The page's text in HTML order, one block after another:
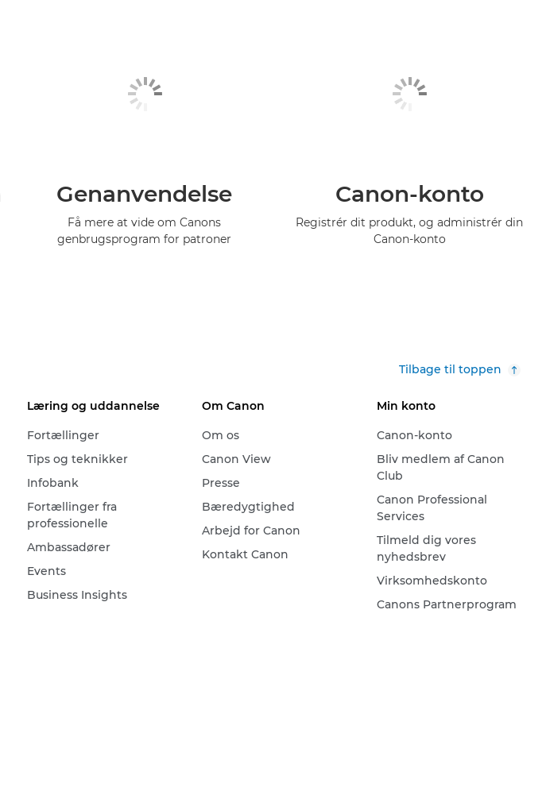
Genanvendelse
Få mere at vide om Canons
genbrugsprogram for patroner
Canon-konto
Registrér dit produkt, og administrér din
Canon-konto
Tilbage til toppen
Læring og uddannelse
Fortællinger
Tips og teknikker
Infobank
Fortællinger fra
professionelle
Ambassadører
Events
Business Insights
Om Canon
Om os
Canon View
Presse
Bæredygtighed
Arbejd for Canon
Kontakt Canon
Min konto
Canon-konto
Bliv medlem af Canon
Club
Canon Professional
Services
Tilmeld dig vores
nyhedsbrev
Virksomhedskonto
Canons Partnerprogram